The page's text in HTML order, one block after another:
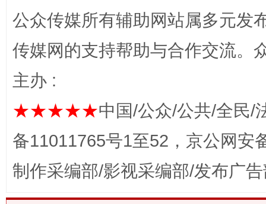
网上购药对药下症？
公众传媒所有辅助网站属多元发
传媒网的支持帮助与合作交流。
主办 :
★★★★★中国/公众/公共/全民/
备11011765号1至52，京公网安
制作采编部/影视采编部/发布广